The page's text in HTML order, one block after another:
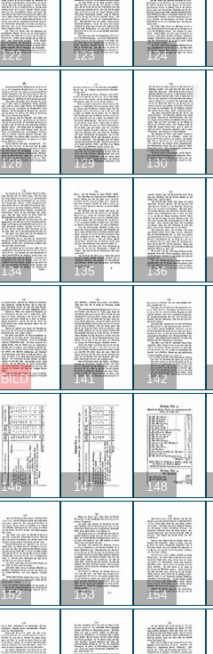
122 123 124
128 129 130
134 135 136
BILD 141 142
146 147 148
152 153 154